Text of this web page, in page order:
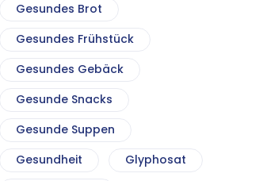
Gesundes Brot
Gesundes Frühstück
Gesundes Gebäck
Gesunde Snacks
Gesunde Suppen
Gesundheit
Glyphosat